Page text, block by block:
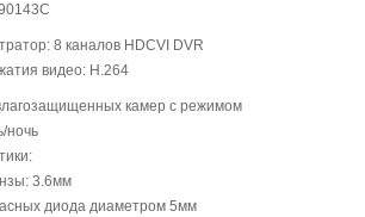
8 каналов HDCVI DVR
видео: H.264
камер с режимом
ночь
3.6мм
диода диаметром 5мм